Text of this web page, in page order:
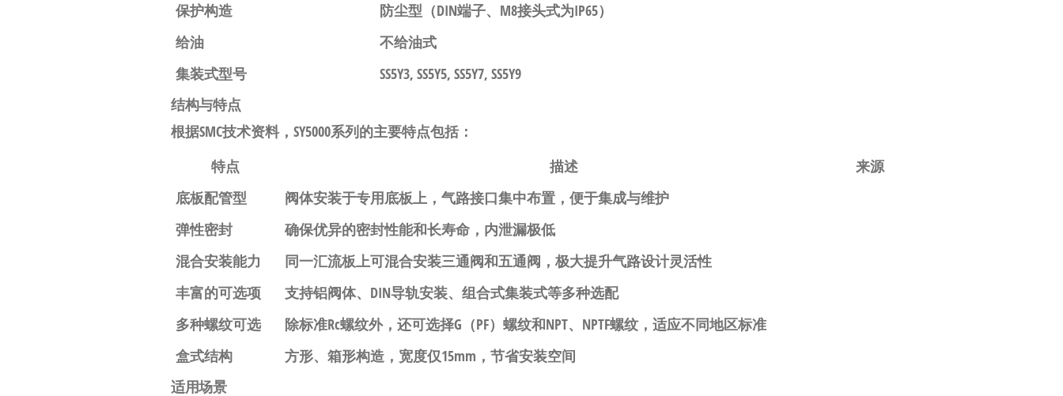
保护构造
防尘型 （DIN端子、M8接头式为IP65）
给油
不给油式
集装式型号
SS5Y3, SS5Y5, SS5Y7, SS5Y9
结构与特点
根据SMC技术资料，SY5000系列的主要特点包括：
特点
描述
来源
底板配管型
阀体安装于专用底板上，气路接口集中布置，便于集成与维护
弹性密封
确保优异的密封性能和长寿命，内泄漏极低
混合安装能力
同一汇流板上可混合安装三通阀和五通阀，极大提升气路设计灵活性
丰富的可选项
支持铝阀体、DIN导轨安装、组合式集装式等多种选配
多种螺纹可选
除标准Rc螺纹外，还可选择G（PF）螺纹和NPT、NPTF螺纹，适应不同地区标准
盒式结构
方形、箱形构造，宽度仅15mm，节省安装空间
适用场景